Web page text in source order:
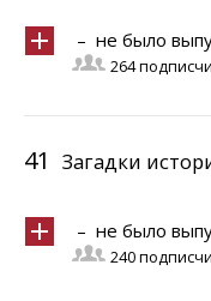
– не было
264
41 Загадки
– не было
240